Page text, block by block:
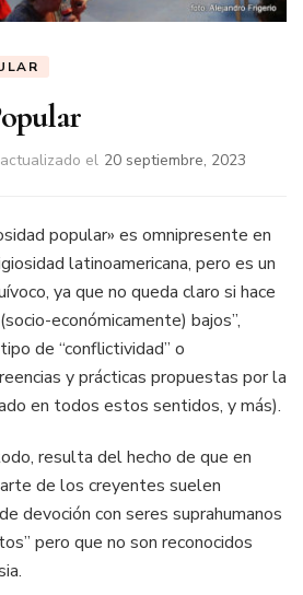
actualizado el 20 septiembre, 2023
popular» es omnipresente en
latinoamericana, pero es un
ya que no queda claro si hace
económicamente) bajos”,
de “conflictividad” o
y prácticas propuestas por la
en todos estos sentidos, y más).
resulta del hecho de que en
de los creyentes suelen
devoción con seres suprahumanos
pero que no son reconocidos